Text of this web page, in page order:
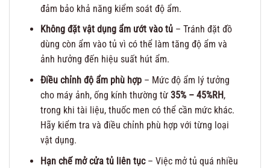
đảm bảo khả năng kiểm soát độ ẩm.
Không đặt vật dụng ẩm ướt vào tủ– Tránh đặt đồ
dùng còn ẩm vào tủ vì có thể làm tăng độ ẩm và
ảnh hưởng đến hiệu suất hút ẩm.
Điều chỉnh độ ẩm phù hợp– Mức độ ẩm lý tưởng
cho máy ảnh, ống kính thường từ 35% – 45%RH,
trong khi tài liệu, thuốc men có thể cần mức khác.
Hãy kiểm tra và điều chỉnh phù hợp với từng loại
vật dụng.
Hạn chế mở cửa tủ liên tục– Việc mở tủ quá nhiều